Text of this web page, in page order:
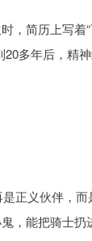
简历上写着
多年后，精
正义伙伴，
，能把骑士